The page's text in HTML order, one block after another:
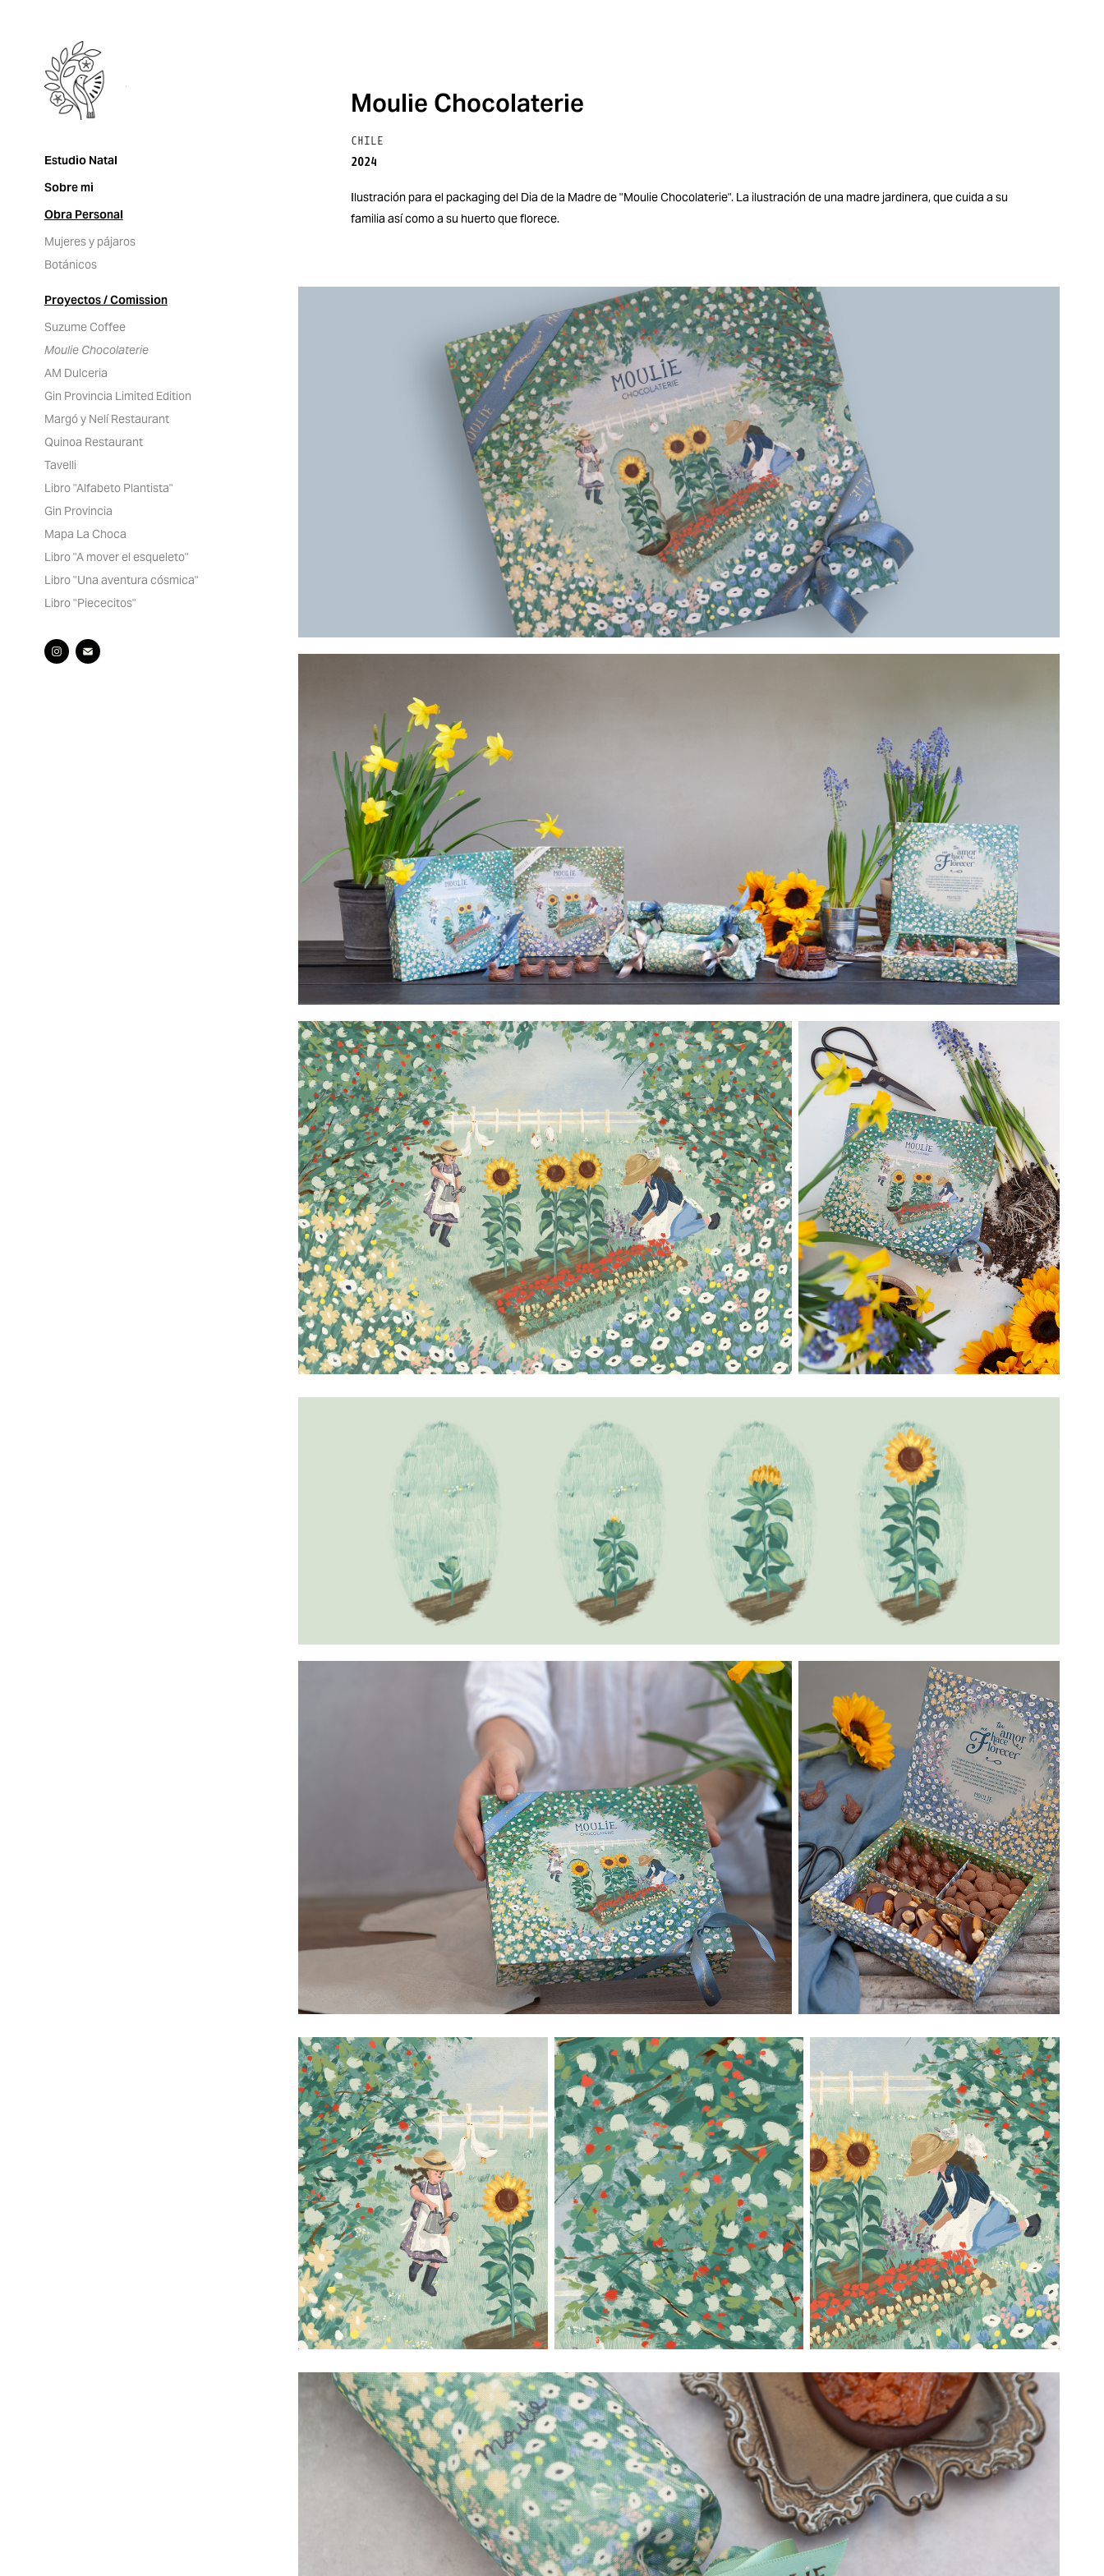
Estudio Natal
Sobre mi
Obra Personal
Mujeres y pájaros
Botánicos
Proyectos / Comission
Suzume Coffee
Moulie Chocolaterie
AM Dulceria
Gin Provincia Limited Edition
Margó y Nelí Restaurant
Quinoa Restaurant
Tavelli
Libro "Alfabeto Plantista"
Gin Provincia
Mapa La Choca
Libro "A mover el esqueleto"
Libro "Una aventura cósmica"
Libro "Piececitos"
Moulie Chocolaterie
CHILE
2024
Ilustración para el packaging del Dia de la Madre de "Moulie Chocolaterie". La ilustración de una madre jardinera, que cuida a su
familia así como a su huerto que florece.